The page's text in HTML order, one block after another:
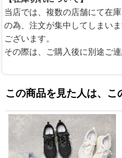
当店では、複数の店舗にて在
の為、注文が集中してしまい
ございます。
その際は、ご購入後に別途ご連
この商品を見た人は、こ